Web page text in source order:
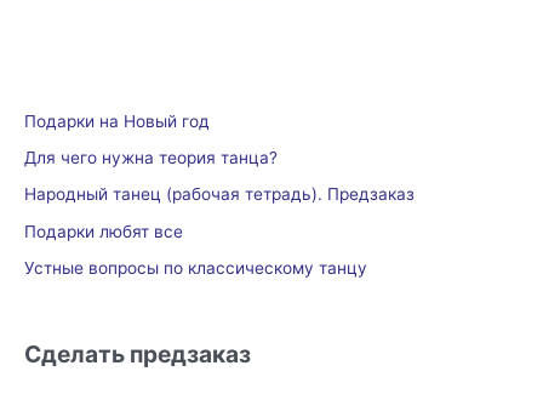
Подарки на Новый год
Для чего нужна теория танца?
Народный танец (рабочая тетрадь). Предзаказ
Подарки любят все
Устные вопросы по классическому танцу
Сделать предзаказ